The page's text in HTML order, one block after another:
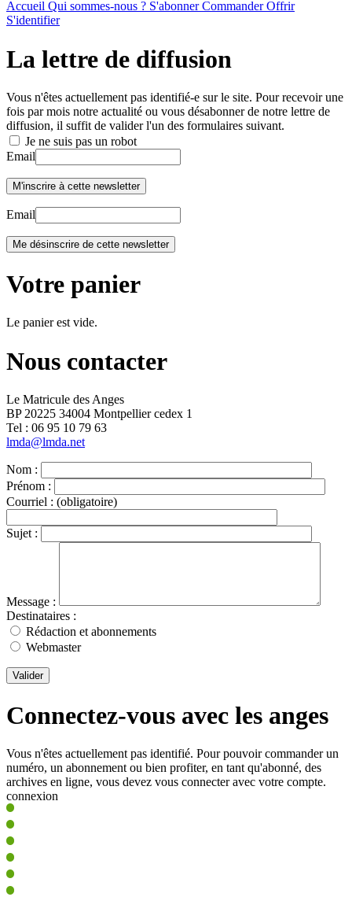
Accueil Qui sommes-nous ? S'abonnerCommanderOffrir
S'identifier
La lettre de diffusion
Vous n'êtes actuellement pas identifié-e sur le site. Pour recevoir une
fois par mois notre actualité ou vous désabonner de notre lettre de
diffusion, il suffit de valider l'un des formulaires suivant.
Je ne suis pas un robot
Email
Email
Votre panier
Le panier est vide.
Nous contacter
Le Matricule des Anges
BP 20225 34004 Montpellier cedex 1
Tel : ‭06 95 10 79 63
lmda@lmda.net
Nom :
Prénom :
Courriel : (obligatoire)
Sujet :
Message :
Destinataires :
Rédaction et abonnements
Webmaster
Valider
Connectez-vous avec les anges
Vous n'êtes actuellement pas identifié. Pour pouvoir commander un
numéro, un abonnement ou bien profiter, en tant qu'abonné, des
archives en ligne, vous devez vous connecter avec votre compte.
connexion